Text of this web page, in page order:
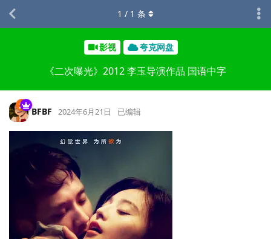
影视 夸克网盘
《二次曝光》2012 李玉导演作品 国语中字
1 / 1 条
BFBF 2024年6月21日 已编辑